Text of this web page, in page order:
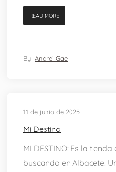
READ MORE
By Andrei Gae
11 de junio de 2025
Mi Destino
MI DESTINO: Es la
buscando en Albacete.